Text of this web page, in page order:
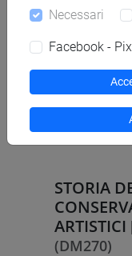
STORIA
12 cfu)
STORIA
(DM270)
Necessari
Facebook -